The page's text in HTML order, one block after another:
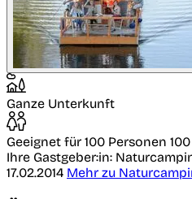
Ganze Unterkunft
Geeignet für 100 Personen
Ihre Gastgeber:in:
17.02.2014 Mehr zu